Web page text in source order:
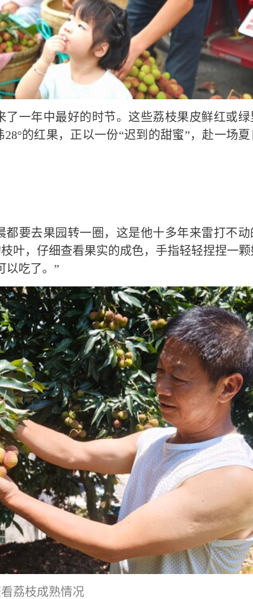
一年中最好的时节。这些荔枝果皮鲜红或绿
的红果，正以一份“迟到的甜蜜”，赴一场
都要去果园转一圈，这是他十多年来雷打不动
叶，仔细查看果实的成色，手指轻轻捏捏一
以吃了。”
荔枝成熟情况